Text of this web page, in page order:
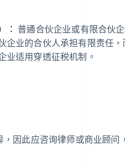
： 普通合伙企业或有限合伙
企业的合伙人承担有限责任
业适用穿透征税机制。
因此应咨询律师或商业顾问